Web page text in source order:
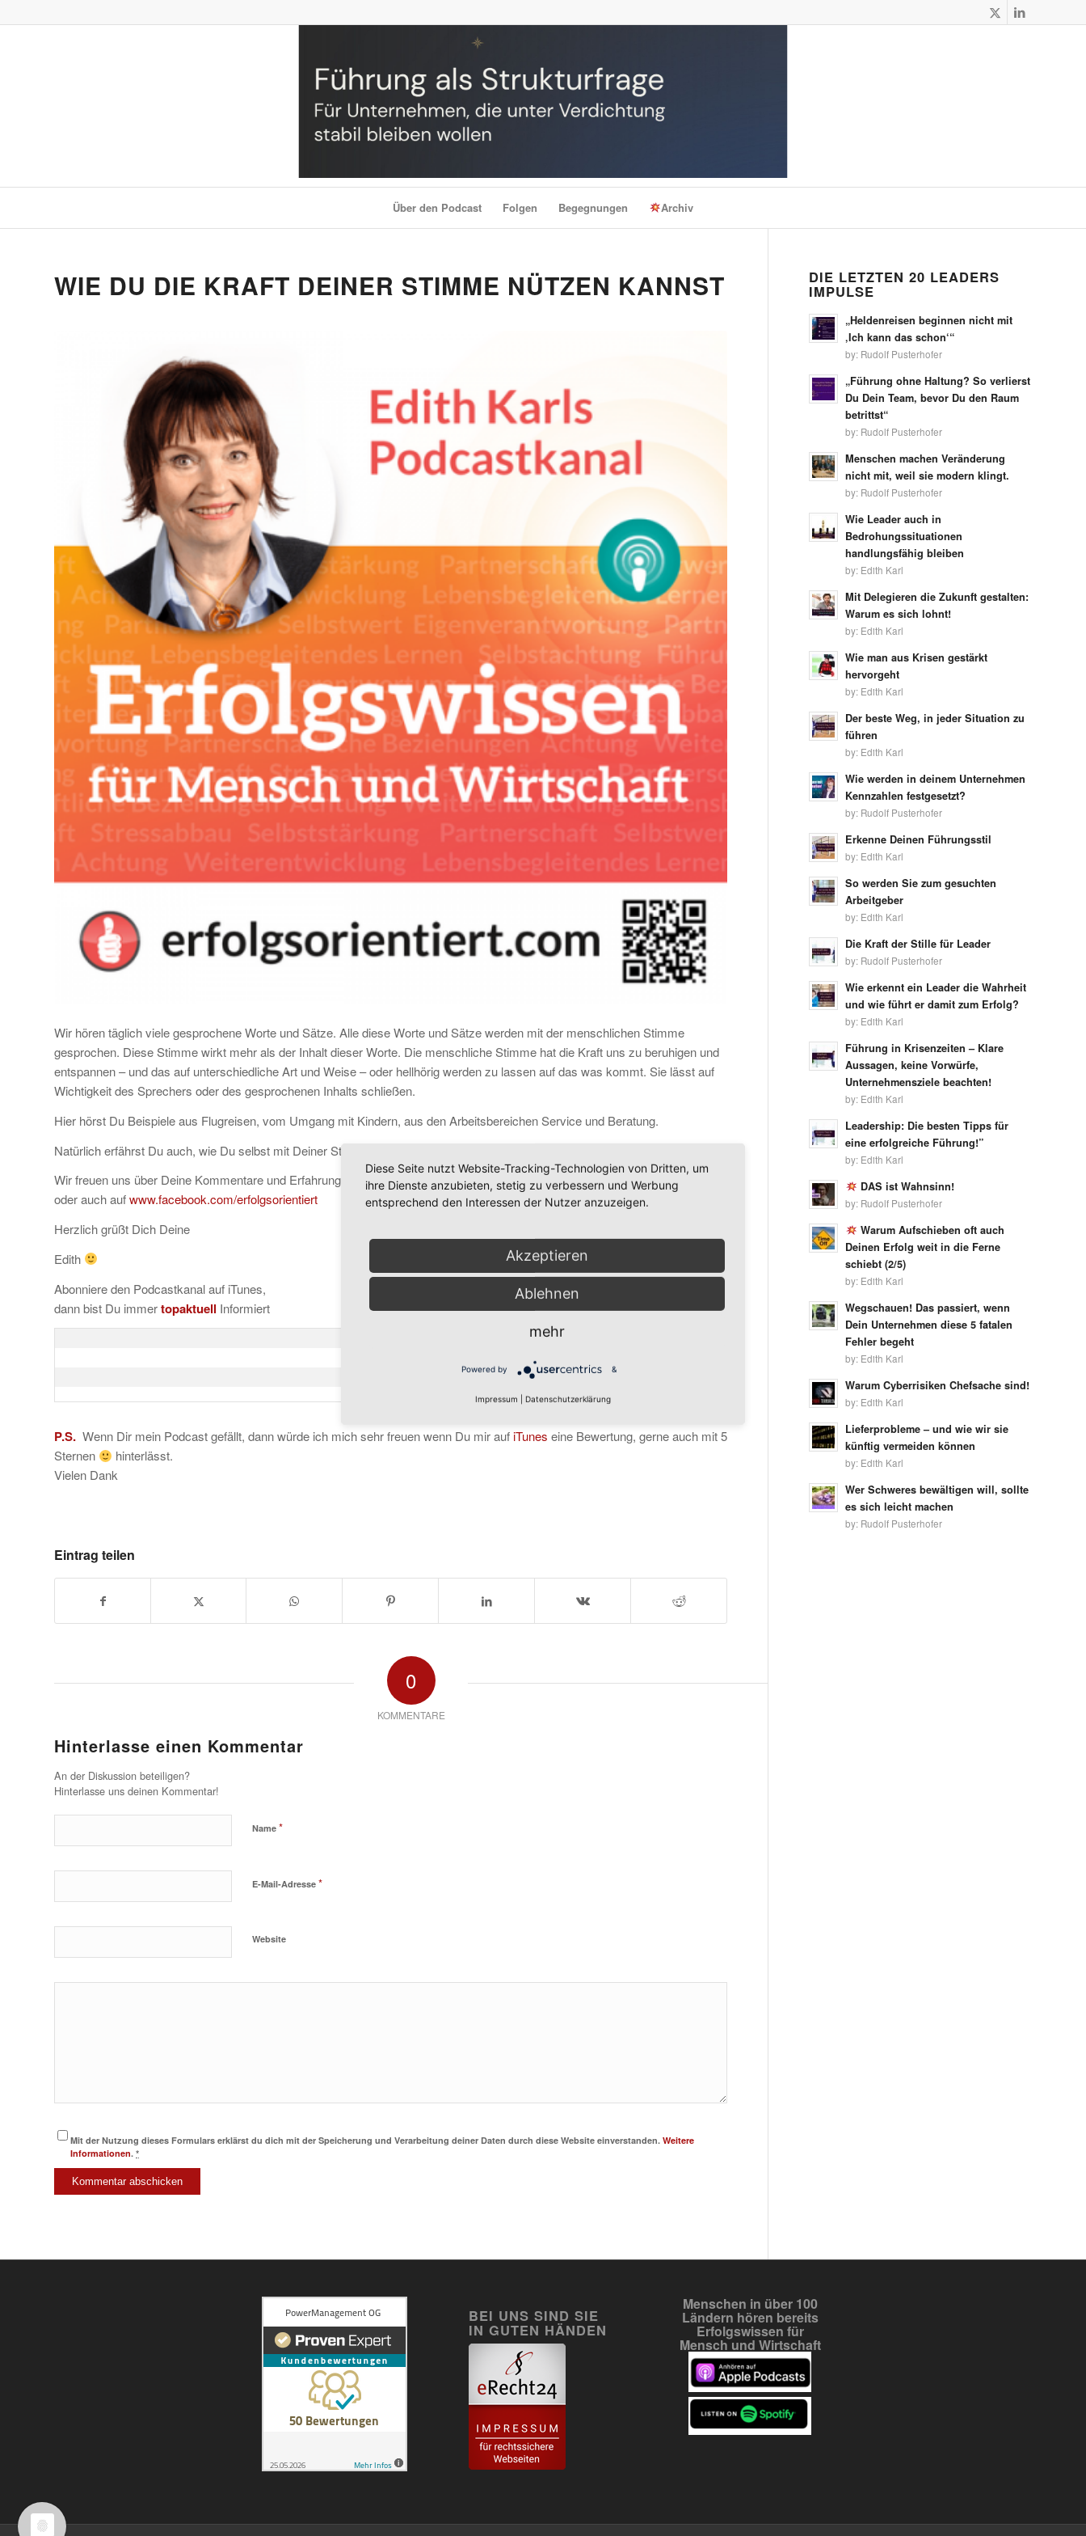
Über den Podcast Folgen Begegnungen Archiv
WIE DU DIE KRAFT DEINER STIMME NÜTZEN KANNST
Wir hören täglich viele gesprochene Worte und Sätze. Alle diese Worte und Sätze werden mit der menschlichen Stimme
gesprochen. Diese Stimme wirkt mehr als der Inhalt dieser Worte. Die menschliche Stimme hat die Kraft uns zu beruhigen und
entspannen – und das auf unterschiedliche Art und Weise – oder hellhörig werden zu lassen auf das was kommt. Sie lässt auf
Wichtigkeit des Sprechers oder des gesprochenen Inhalts schließen.
Hier hörst Du Beispiele aus Flugreisen, vom Umgang mit Kindern, aus den Arbeitsbereichen Service und Beratung.
Natürlich erfährst Du auch, wie Du selbst mit Deiner Stimme experimentieren und arbeiten kannst.
Wir freuen uns über Deine Kommentare und Erfahrungen zu diesem Thema im Kommentarfeld unter diesem Podcast, per eMail
oder auch aufwww.facebook.com/erfolgsorientiert
Herzlich grüßt Dich Deine
Edith
Abonniere den Podcastkanal auf iTunes,
dann bist Du immertopaktuell Informiert
P.S. Wenn Dir mein Podcast gefällt, dann würde ich mich sehr freuen wenn Du mir aufiTunes eine Bewertung, gerne auch mit 5
Sternen
hinterlässt.
Vielen Dank
Eintrag teilen
0
KOMMENTARE
Hinterlasse einen Kommentar
An der Diskussion beteiligen?
Hinterlasse uns deinen Kommentar!
Name *
E-Mail-Adresse *
Website
Mit der Nutzung dieses Formulars erklärst du dich mit der Speicherung und Verarbeitung deiner Daten durch diese Website einverstanden. Weitere
Informationen. *
DIE LETZTEN 20 LEADERS
IMPULSE
„Heldenreisen beginnen nicht mit
‚Ich kann das schon‘“
by: Rudolf Pusterhofer
„Führung ohne Haltung? So verlierst
Du Dein Team, bevor Du den Raum
betrittst“
by: Rudolf Pusterhofer
Menschen machen Veränderung
nicht mit, weil sie modern klingt.
by: Rudolf Pusterhofer
Wie Leader auch in
Bedrohungssituationen
handlungsfähig bleiben
by: Edith Karl
Mit Delegieren die Zukunft gestalten:
Warum es sich lohnt!
by: Edith Karl
Wie man aus Krisen gestärkt
hervorgeht
by: Edith Karl
Der beste Weg, in jeder Situation zu
führen
by: Edith Karl
Wie werden in deinem Unternehmen
Kennzahlen festgesetzt?
by: Rudolf Pusterhofer
Erkenne Deinen Führungsstil
by: Edith Karl
So werden Sie zum gesuchten
Arbeitgeber
by: Edith Karl
Die Kraft der Stille für Leader
by: Rudolf Pusterhofer
Wie erkennt ein Leader die Wahrheit
und wie führt er damit zum Erfolg?
by: Edith Karl
Führung in Krisenzeiten – Klare
Aussagen, keine Vorwürfe,
Unternehmensziele beachten!
by: Edith Karl
Leadership: Die besten Tipps für
eine erfolgreiche Führung!”
by: Edith Karl
DAS ist Wahnsinn!
by: Rudolf Pusterhofer
Warum Aufschieben oft auch
Deinen Erfolg weit in die Ferne
schiebt (2/5)
by: Edith Karl
Wegschauen! Das passiert, wenn
Dein Unternehmen diese 5 fatalen
Fehler begeht
by: Edith Karl
Warum Cyberrisiken Chefsache sind!
by: Edith Karl
Lieferprobleme – und wie wir sie
künftig vermeiden können
by: Edith Karl
Wer Schweres bewältigen will, sollte
es sich leicht machen
by: Rudolf Pusterhofer
BEI UNS SIND SIE
IN GUTEN HÄNDEN
Menschen in über 100
Ländern hören bereits
Erfolgswissen für
Mensch und Wirtschaft
Diese Seite nutzt Website-Tracking-Technologien von Dritten, um
ihre Dienste anzubieten, stetig zu verbessern und Werbung
entsprechend den Interessen der Nutzer anzuzeigen.
Akzeptieren
Ablehnen
mehr
Powered by &
Impressum Datenschutzerklärung